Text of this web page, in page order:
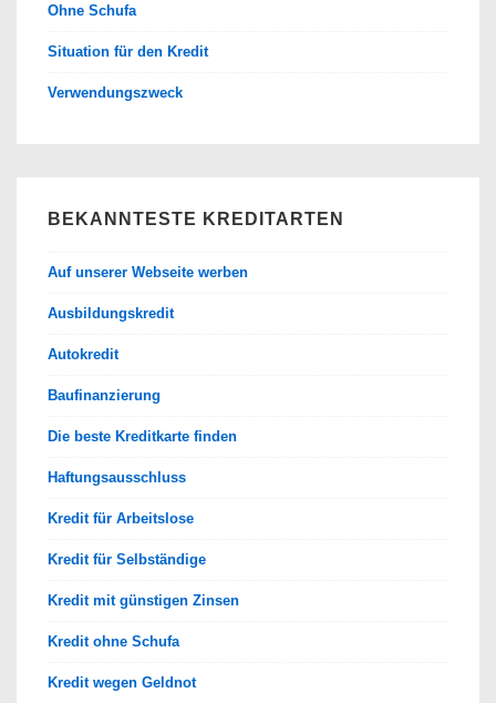
Ohne Schufa
Situation für den Kredit
Verwendungszweck
BEKANNTESTE KREDITARTEN
Auf unserer Webseite werben
Ausbildungskredit
Autokredit
Baufinanzierung
Die beste Kreditkarte finden
Haftungsausschluss
Kredit für Arbeitslose
Kredit für Selbständige
Kredit mit günstigen Zinsen
Kredit ohne Schufa
Kredit wegen Geldnot